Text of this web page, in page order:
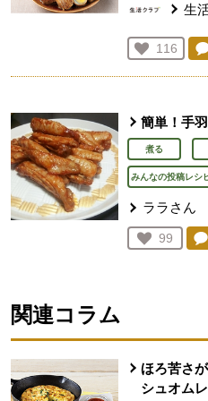
生
お気に入
116
人が登
簡単！手
煮る
みんなの投稿レシ
ララさん
お気に
99
人が登
関連コラム
ほろ苦さ
シュオム